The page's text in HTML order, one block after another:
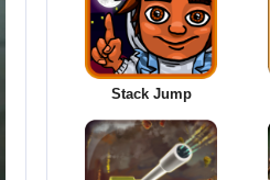
Stack Jump